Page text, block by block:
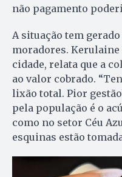
não pagamento
A situação tem
moradores.
cidade, relata que a
ao valor cobrado.
lixão total. Pior
pela população é o
como no setor Céu
esquinas estão